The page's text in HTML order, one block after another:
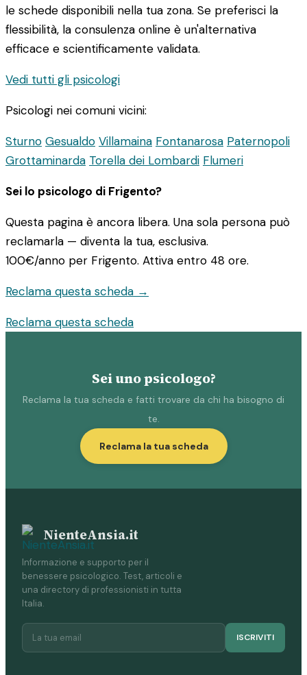
le schede disponibili nella tua zona. Se preferisci la
flessibilità, la consulenza online è un'alternativa
efficace e scientificamente validata.
Vedi tutti gli psicologi
Psicologi nei comuni vicini:
Sturno Gesualdo Villamaina Fontanarosa Paternopoli
Grottaminarda Torella dei Lombardi Flumeri
Sei lo psicologo di Frigento?
Questa pagina è ancora libera. Una sola persona può
reclamarla — diventa la tua, esclusiva.
100€/anno per Frigento. Attiva entro 48 ore.
Reclama questa scheda →
Reclama questa scheda
Sei uno psicologo?
Reclama la tua scheda e fatti trovare da chi ha bisogno di
te.
Reclama la tua scheda
NienteAnsia.it
Informazione e supporto per il
benessere psicologico. Test, articoli e
una directory di professionisti in tutta
Italia.
ISCRIVITI